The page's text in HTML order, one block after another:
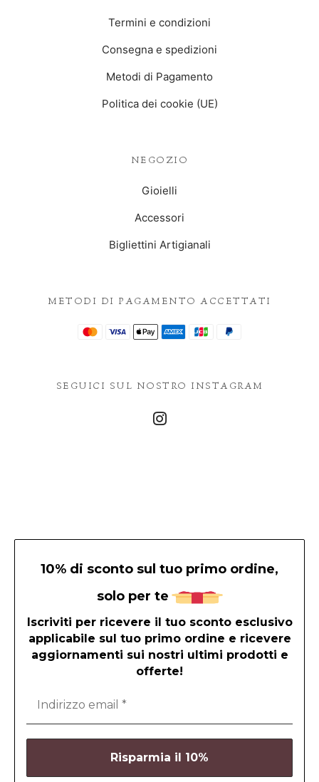
METODI DI PAGAMENTO ACCETTATI
SEGUICI SUL NOSTRO INSTAGRAM
Termini e condizioni
Consegna e spedizioni
Metodi di Pagamento
Politica dei cookie (UE)
NEGOZIO
Gioielli
Accessori
Bigliettini Artigianali
10% di sconto sul tuo primo ordine,
solo per te
Iscriviti per ricevere il tuo sconto esclusivo
applicabile sul tuo primo ordine e ricevere
aggiornamenti sui nostri ultimi prodotti e
offerte!